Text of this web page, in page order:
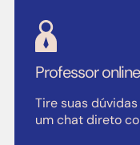
Professor online
Tire suas
um chat direto